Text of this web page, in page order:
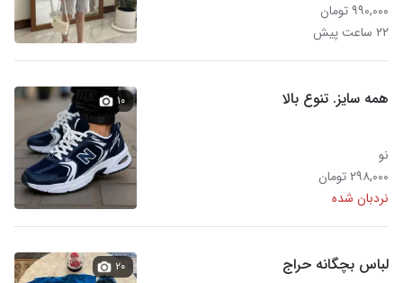
۹۹۰,۰۰۰ تومان
۲۲ ساعت پیش
همه سایز. تنوع بالا
نو
۲۹۸,۰۰۰ تومان
نردبان شده
۱۰
لباس بچگانه حراج ۲۰